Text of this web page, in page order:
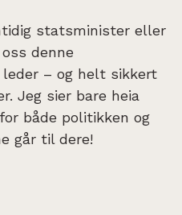
statsminister eller
denne
– og helt sikkert
Jeg sier bare heia
både politikken og
går til dere!